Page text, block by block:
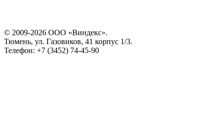
© 2009-2026 ООО «Виндекс».
Тюмень, ул. Газовиков, 41 корпус 1/3.
Телефон: +7 (3452) 74-45-90